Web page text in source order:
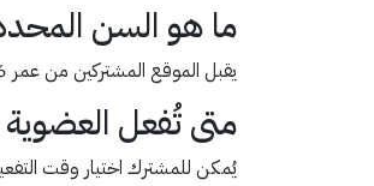
ما هو السن
يقبل الموقع المشتركين من عمر 16 سنة فأكثر.
متى تُفعل العضوية
يُمكن للمشترك اختيار وقت